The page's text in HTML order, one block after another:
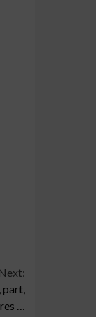
Next:
…